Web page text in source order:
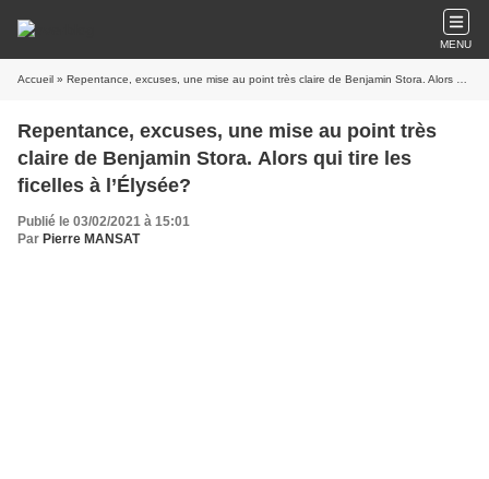
MENU
Accueil » Repentance, excuses, une mise au point très claire de Benjamin Stora. Alors qui tire les ficelles à l’Élysée?
Repentance, excuses, une mise au point très
claire de Benjamin Stora. Alors qui tire les
ficelles à l’Élysée?
Publié le 03/02/2021 à 15:01
Par Pierre MANSAT